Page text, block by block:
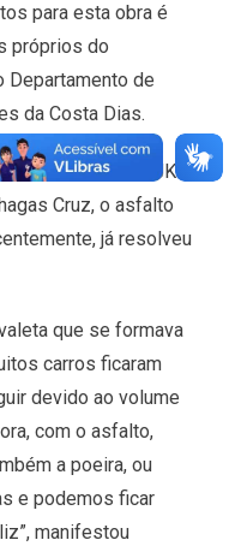
para esta obra é
próprios do
Departamento de
da Costa Dias.
do Bairro JK
Cruz, o asfalto
já resolveu
que se formava
carros ficaram
devido ao volume
com o asfalto,
a poeira, ou
e podemos ficar
manifestou